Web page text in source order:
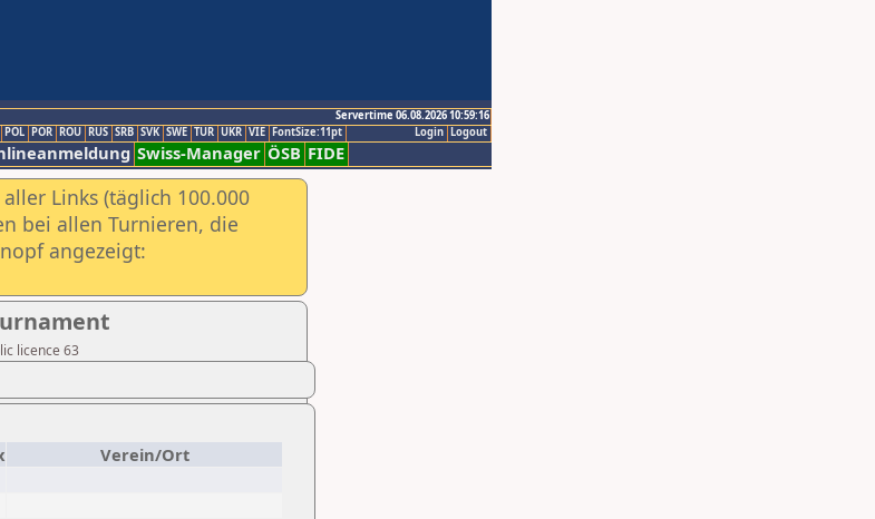
Servertime 06.08.2026 10:59:16
Logout
Login
POL POR ROU RUS SRB SVK SWE TUR UKR VIE FontSize:11pt
Swiss-Manager ÖSB FIDE
Links (täglich 100.000
bei allen Turnieren, die
angezeigt:
licence 63
Verein/Ort